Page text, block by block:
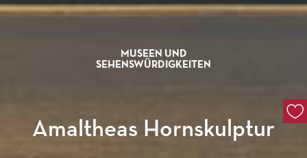
MUSEEN UND
SEHENSWÜRDIGKEITEN
Amaltheas Hornskulptur